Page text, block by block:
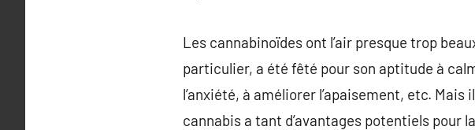
Les cannabinoïdes ont l’air presque trop
particulier, a été fêté pour son aptitude à
l’anxiété, à améliorer l’apaisement, etc.
cannabis a tant d’avantages potentiels pour